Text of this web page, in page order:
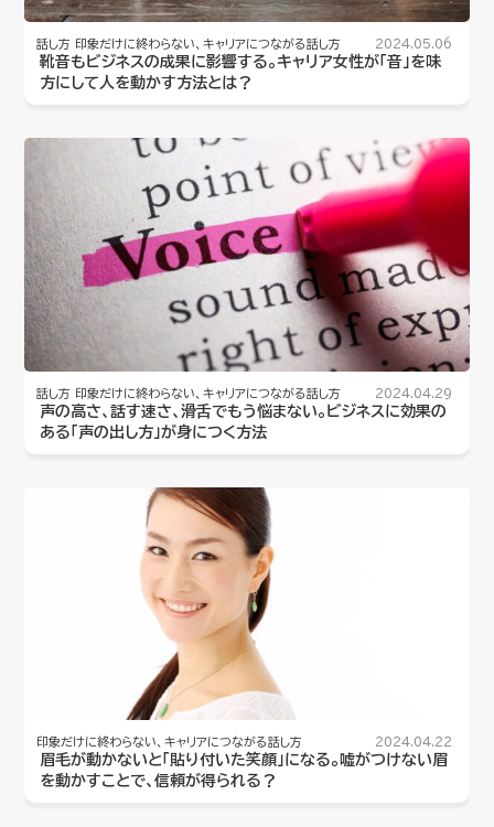
話し方 印象だけに終わらない、キャリアにつながる話し方 2024.05.06
靴音もビジネスの成果に影響する。キャリア女性が「音」を味
方にして人を動かす方法とは？
話し方 印象だけに終わらない、キャリアにつながる話し方 2024.04.29
声の高さ、話す速さ、滑舌でもう悩まない。ビジネスに効果の
ある「声の出し方」が身につく方法
印象だけに終わらない、キャリアにつながる話し方 2024.04.22
眉毛が動かないと「貼り付いた笑顔」になる。嘘がつけない眉
を動かすことで、信頼が得られる？